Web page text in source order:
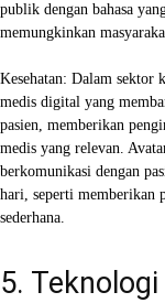
publik dengan bahasa
memungkinkan
Kesehatan: Dalam sektor
medis digital yang
pasien, memberikan
medis yang relevan.
berkomunikasi dengan
hari, seperti memberikan
sederhana.
5.